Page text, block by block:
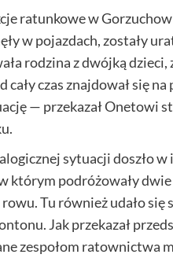
ratunkowe w
w pojazdach, zostały
rodzina z dwójką
czas znajdował się
— przekazał Onetowi
sytuacji doszło
którym podróżowały
Tu również udało
Jak przekazał
zespołom ratownictwa